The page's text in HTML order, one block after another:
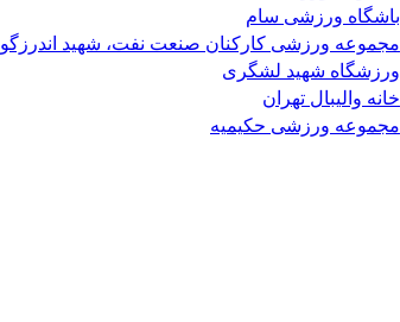
باشگاه ورزشی سام
مجموعه ورزشی کارکنان صنعت نفت، شهید اندرزگو
ورزشگاه شهید لشگری
خانه والیبال تهران
مجموعه ورزشی حکیمیه